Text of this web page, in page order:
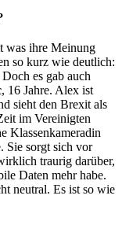
was ihre Meinung
so kurz wie deutlich:
es gab auch
, 16 Jahre. Alex ist
sieht den Brexit als
im Vereinigten
Klassenkameradin
Sie sorgt sich vor
traurig darüber,
Daten mehr habe.
neutral. Es ist so wie